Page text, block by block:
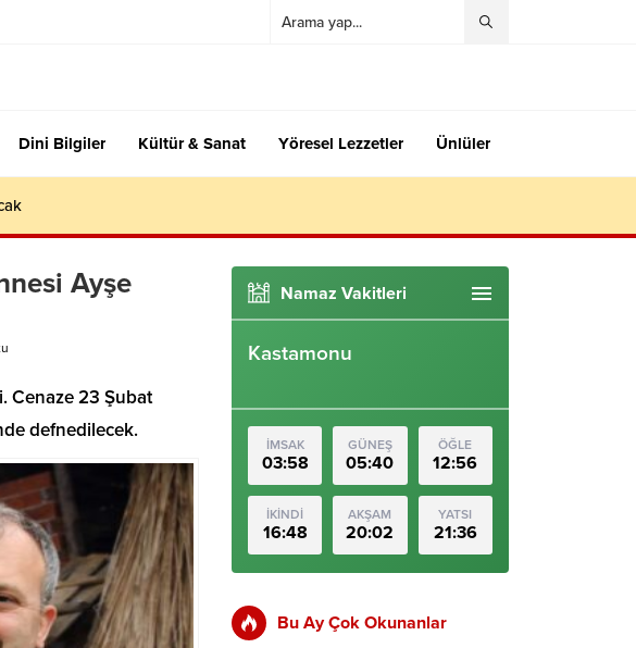
Dini Bilgiler Kültür & Sanat Yöresel Lezzetler Ünlüler
Ayşe
Cenaze 23 Şubat
defnedilecek.
Namaz Vakitleri
Kastamonu
İMSAK
03:58
GÜNEŞ
05:40
ÖĞLE
12:56
İKİNDİ
16:48
AKŞAM
20:02
YATSI
21:36
Bu Ay Çok Okunanlar